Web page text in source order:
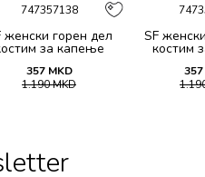
747357138
женски горeн дел
за капење
357 MKD
1.190MKD
SF
костим
357